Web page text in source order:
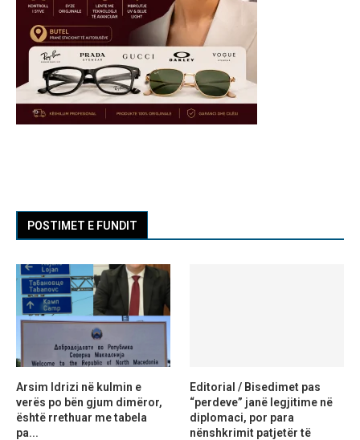
POSTIMET E FUNDIT
Arsim Idrizi në kulmin e
verës po bën gjum dimëror,
është rrethuar me tabela
pa...
Editorial / Bisedimet pas
“perdeve” janë legjitime në
diplomaci, por para
nënshkrimit patjetër të